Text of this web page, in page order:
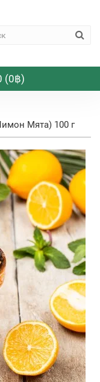
(0฿)
Мята) 100 г